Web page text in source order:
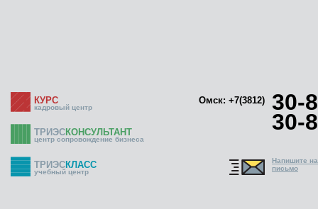
КУРС
кадровый центр
Омск: +7(3812) 30-
30-
ТРИЭСКОНСУЛЬТАНТ
центр сопровождение бизнеса
ТРИЭСКЛАСС
учебный центр
Напишите
письмо